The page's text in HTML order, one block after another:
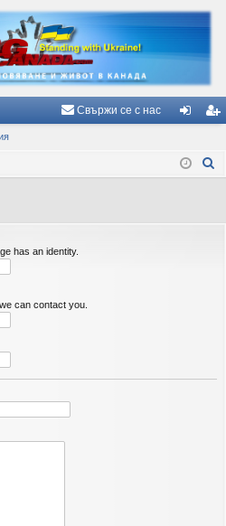
Свържи се с нас
з ис
с
has an identity.
can contact you.